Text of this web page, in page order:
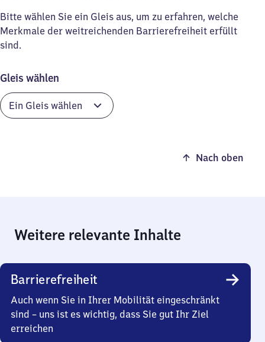
Bitte wählen Sie ein Gleis aus, um zu erfahren, welche
Merkmale der weitreichenden Barrierefreiheit erfüllt
sind.
Gleis wählen
Nach oben
Weitere relevante Inhalte
Barrierefreiheit
Auch wenn Sie in Ihrer Mobilität eingeschränkt
sind – uns ist es wichtig, dass Sie gut Ihr Ziel
erreichen